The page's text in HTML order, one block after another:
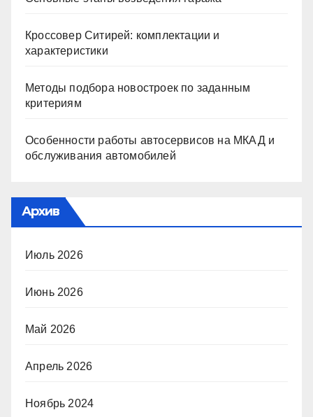
Кроссовер Ситирей: комплектации и
характеристики
Методы подбора новостроек по заданным
критериям
Особенности работы автосервисов на МКАД и
обслуживания автомобилей
Архив
Июль 2026
Июнь 2026
Май 2026
Апрель 2026
Ноябрь 2024